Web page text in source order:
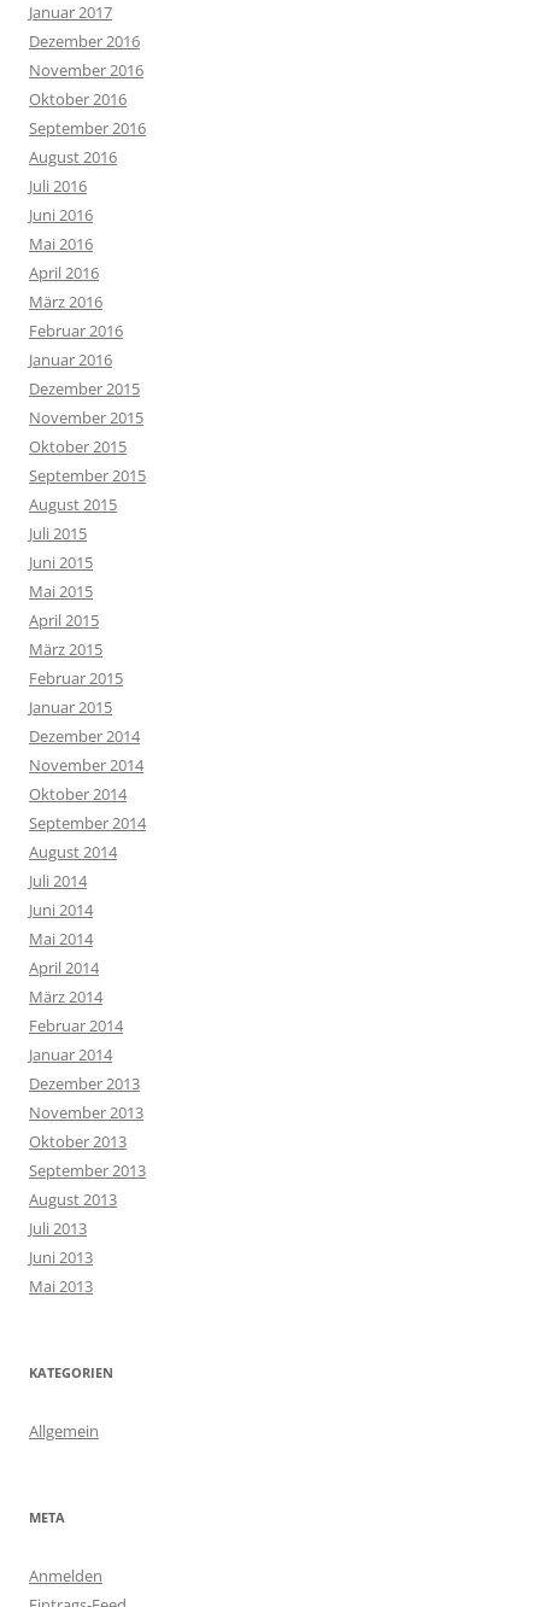
Januar 2017
Dezember 2016
November 2016
Oktober 2016
September 2016
August 2016
Juli 2016
Juni 2016
Mai 2016
April 2016
März 2016
Februar 2016
Januar 2016
Dezember 2015
November 2015
Oktober 2015
September 2015
August 2015
Juli 2015
Juni 2015
Mai 2015
April 2015
März 2015
Februar 2015
Januar 2015
Dezember 2014
November 2014
Oktober 2014
September 2014
August 2014
Juli 2014
Juni 2014
Mai 2014
April 2014
März 2014
Februar 2014
Januar 2014
Dezember 2013
November 2013
Oktober 2013
September 2013
August 2013
Juli 2013
Juni 2013
Mai 2013
KATEGORIEN
Allgemein
META
Anmelden